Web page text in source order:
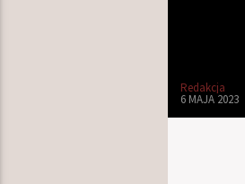
Redakcja
6 MAJA 2023